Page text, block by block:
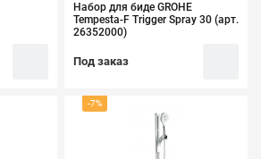
Набор для биде GROHE
Tempesta-F Trigger Spray 30 (арт.
26352000)
Под заказ
-7%